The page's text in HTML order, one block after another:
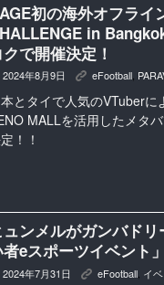
初の海外オフライ
in
クで開催決定！
2024年8月9日 K eFootball
とタイで人気のVTuber
MALLを活用したメタ
！！
ュンメルがガンバド
者eスポーツイベント
2024年7月31日 K eFootball イ